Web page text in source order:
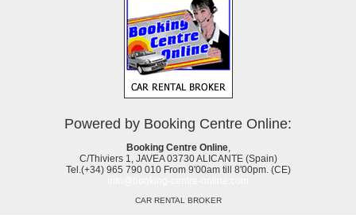
Powered by Booking Centre Online:
Booking Centre Online,
C/Thiviers 1, JAVEA 03730 ALICANTE (Spain)
Tel.(+34) 965 790 010 From 9'00am till 8'00pm. (CE)
CAR RENTAL BROKER